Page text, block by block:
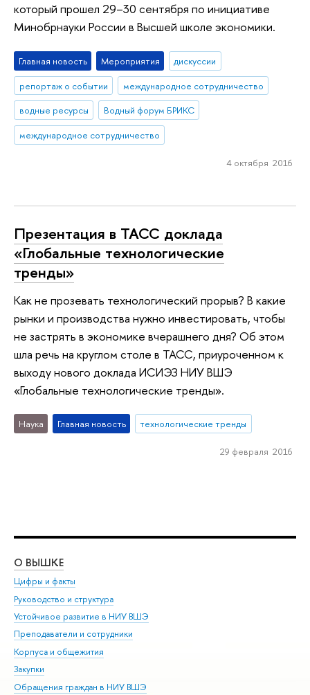
который прошел 29–30 сентября по инициативе
Минобрнауки России в Высшей школе экономики.
Главная новость Мероприятия
дискуссии
репортаж о событии
международное сотрудничество
водные ресурсы
Водный форум БРИКС
международное сотрудничество
4 октября 2016
Презентация в ТАСС доклада
«Глобальные технологические
тренды»
Как не прозевать технологический прорыв? В какие
рынки и производства нужно инвестировать, чтобы
не застрять в экономике вчерашнего дня? Об этом
шла речь на круглом столе в ТАСС, приуроченном к
выходу нового доклада ИСИЭЗ НИУ ВШЭ
«Глобальные технологические тренды».
Наука Главная новость технологические тренды
29 февраля 2016
О ВЫШКЕ
Цифры и факты
Руководство и структура
Устойчивое развитие в НИУ ВШЭ
Преподаватели и сотрудники
Корпуса и общежития
Закупки
Обращения граждан в НИУ ВШЭ